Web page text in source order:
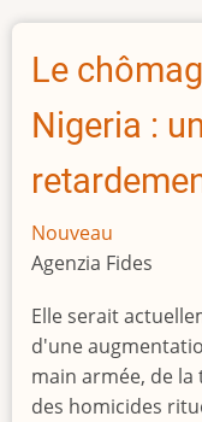
taille
Le
Nigeria :
Nouveau
Agenzia Fides
Elle serait
d'une
main armée, de
des homicides